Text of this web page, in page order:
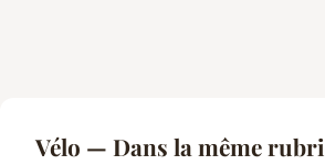
Vélo — Dans la même